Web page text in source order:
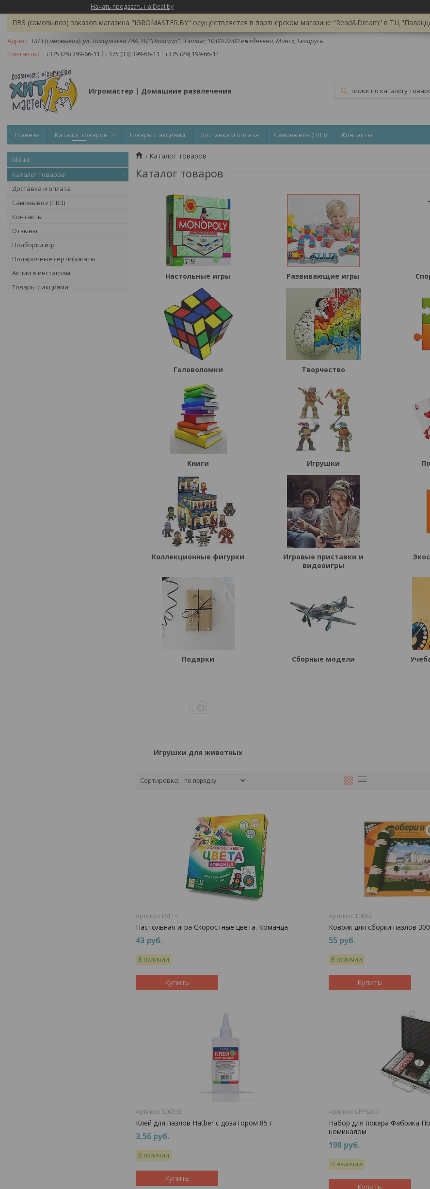
Начать продавать на Deal.by
ПВЗ (самовывоз) заказов магазина "IGROMASTER.BY" осуществляется в партнерском магазине "Read&Dream" в ТЦ
ПВЗ (самовывоз): ул. Тимирязева 74A, ТЦ "Палаццо", 3 этаж; 10:00-22:00 ежедневно, Минск, Беларусь
+375 (29) 399-66-11
+375 (33) 399-66-11 +375 (29) 199-66-11
Игромастер | Домашние развлечения
Главная Каталог товаров Товары с акциями Доставка и оплата Самовывоз (ПВЗ) Контакты
Каталог товаров
Доставка и оплата
Самовывоз (ПВЗ)
Контакты
Отзывы
Подборки игр
Подарочные сертификаты
Акции в инстаграм
Товары с акциями
Каталог товаров
Каталог товаров
Настольные игры Развивающие игры
Головоломки Творчество
Книги Игрушки
Коллекционные фигурки
Игровые приставки и
видеоигры
Подарки Сборные модели
Игрушки для животных
LS114
Настольная игра Скоростные цвета. Команда
43 руб.
В наличии
Купить
10062
Коврик для сборки пазлов
55 руб.
В наличии
Купить
500330
Клей для пазлов Hatber с дозатором 85 г
3,56 руб.
В наличии
Купить
CPPS200
Набор для покера Фабрика
номиналом
198 руб.
В наличии
Купить